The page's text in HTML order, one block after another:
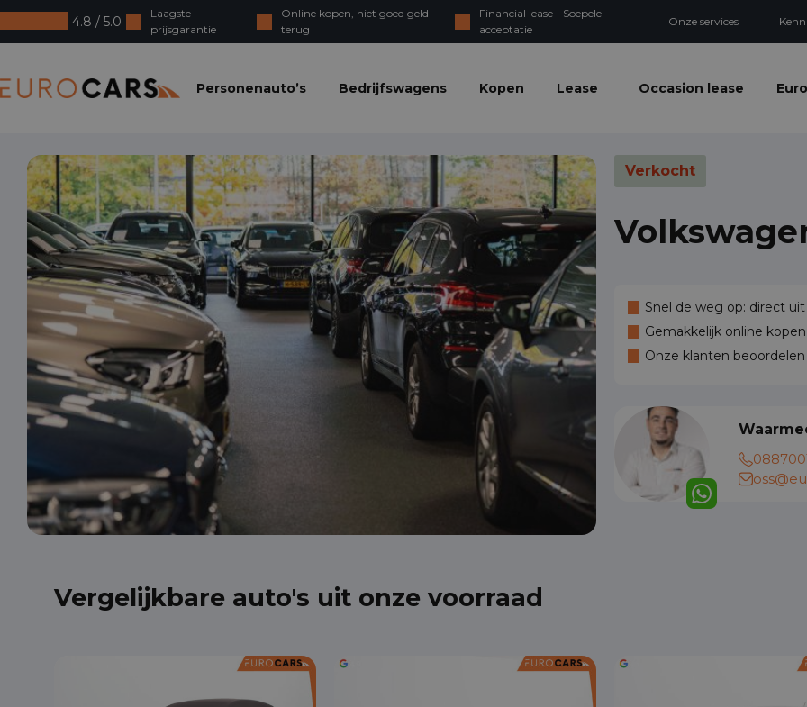
4.8 / 5.0
Laagste
prijsgarantie
Online kopen, niet goed geld
terug
Financial lease - Soepele
acceptatie
Onze services
Personenauto’s
Bedrijfswagens Kopen Lease Occasion lease
Verkocht
Snel de weg op: direct
Gemakkelijk online
Onze klanten
Vergelijkbare auto's uit onze voorraad